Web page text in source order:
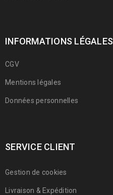
INFORMATIONS LÉGALES
CGV
Mentions légales
Données personnelles
SERVICE CLIENT
Gestion de cookies
Livraison & Expédition